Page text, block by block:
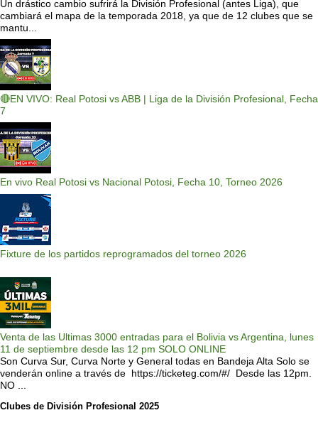
Un drástico cambio sufrirá la División Profesional (antes Liga), que
cambiará el mapa de la temporada 2018, ya que de 12 clubes que se
mantu...
🔴EN VIVO: Real Potosi vs ABB | Liga de la División Profesional, Fecha
7
En vivo Real Potosi vs Nacional Potosi, Fecha 10, Torneo 2026
Fixture de los partidos reprogramados del torneo 2026
Venta de las Ultimas 3000 entradas para el Bolivia vs Argentina, lunes
11 de septiembre desde las 12 pm SOLO ONLINE
Son Curva Sur, Curva Norte y General todas en Bandeja Alta Solo se
venderán online a través de https://ticketeg.com/#/ Desde las 12pm.
NO ...
Clubes de División Profesional 2025